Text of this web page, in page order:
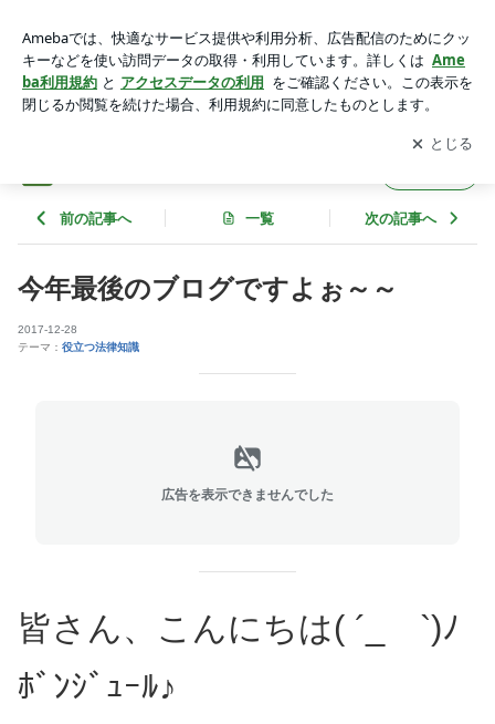
査士×司法書士）
アプリをダウンロードして ブログの更新通知
を受け取りまし
ょう。
開く
前の記事へ 一覧 次の記事へ
今年最後のブログですよぉ～～
2017-12-28
テーマ： 役立つ法律知識
広告を表示できませんでした
皆さん、こんにちは( ´_ゝ`)ﾉ
ﾎﾞﾝｼﾞｭｰﾙ♪